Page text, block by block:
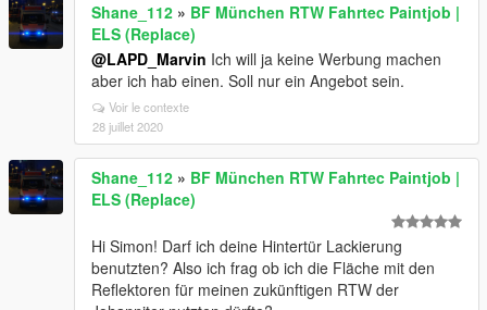
Shane_112 » BF München RTW Fahrtec Paintjob |
ELS (Replace)
@LAPD_Marvin Ich will ja keine Werbung machen
aber ich hab einen. Soll nur ein Angebot sein.
Voir le contexte
28 juillet 2020
Shane_112 » BF München RTW Fahrtec Paintjob |
ELS (Replace)
Hi Simon! Darf ich deine Hintertür Lackierung
benutzten? Also ich frag ob ich die Fläche mit den
Reflektoren für meinen zukünftigen RTW der